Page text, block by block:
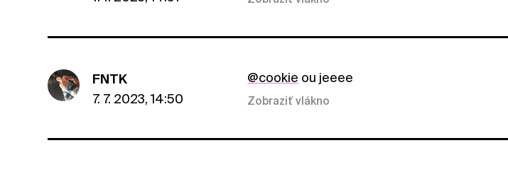
FNTK
7. 7. 2023, 14:50
@cookie ou jeeee
Zobraziť vlákno